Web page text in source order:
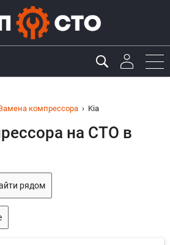
компрессора Kia
на СТО в
рядом